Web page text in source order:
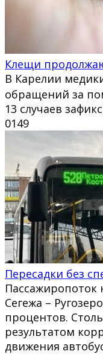
Клещи
В Карелии
обращений за
13 случаев
0149
Пересадки без
Пассажиропоток
Сегежа –
процентов.
результатом
движения